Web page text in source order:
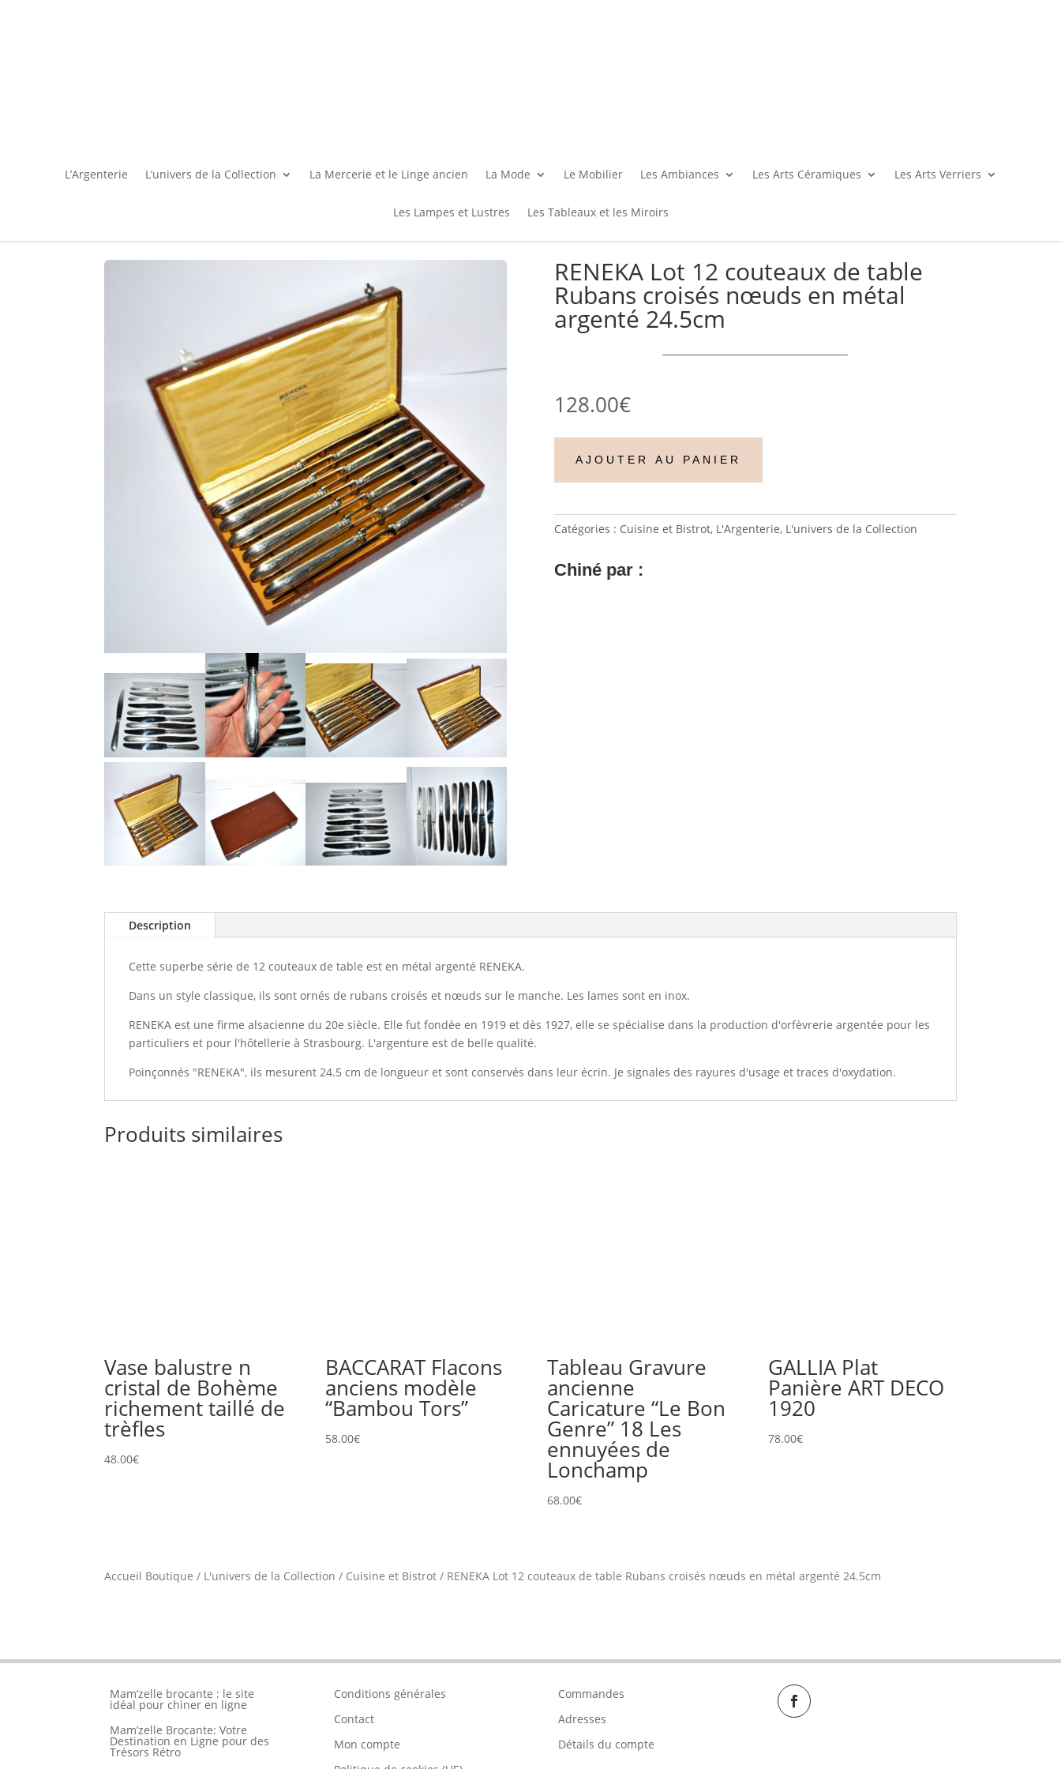
L’Argenterie L’univers de la Collection La Mercerie et le Linge ancien La Mode Le Mobilier Les Ambiances Les Arts Céramiques Les Arts Verriers
Les Lampes et Lustres Les Tableaux et les Miroirs
RENEKA Lot 12 couteaux de table
Rubans croisés nœuds en métal
argenté 24.5cm
128.00€
AJOUTER AU PANIER
Catégories : Cuisine et Bistrot, L'Argenterie, L'univers de la Collection
Chiné par :
Description
Cette superbe série de 12 couteaux de table est en métal argenté RENEKA.
Dans un style classique, ils sont ornés de rubans croisés et nœuds sur le manche. Les lames sont en inox.
RENEKA est une firme alsacienne du 20e siècle. Elle fut fondée en 1919 et dès 1927, elle se spécialise dans la production d'orfèvrerie argentée pour les
particuliers et pour l'hôtellerie à Strasbourg. L'argenture est de belle qualité.
Poinçonnés "RENEKA", ils mesurent 24.5 cm de longueur et sont conservés dans leur écrin. Je signales des rayures d'usage et traces d'oxydation.
Produits similaires
Vase balustre n
cristal de Bohème
richement taillé de
trèfles
48.00€
BACCARAT Flacons
anciens modèle
“Bambou Tors”
58.00€
Tableau Gravure
ancienne
Caricature “Le Bon
Genre” 18 Les
ennuyées de
Lonchamp
68.00€
GALLIA Plat
Panière ART DECO
1920
78.00€
Accueil Boutique / L'univers de la Collection / Cuisine et Bistrot / RENEKA Lot 12 couteaux de table Rubans croisés nœuds en métal argenté 24.5cm
Mam’zelle brocante : le site
idéal pour chiner en ligne
Mam’zelle Brocante: Votre
Destination en Ligne pour des
Trésors Rétro
Conditions générales
Contact
Mon compte
Commandes
Adresses
Détails du compte